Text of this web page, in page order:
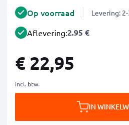
Op voorraad Levering:
Aflevering:2.95 €
€ 22,95
incl. btw.
IN